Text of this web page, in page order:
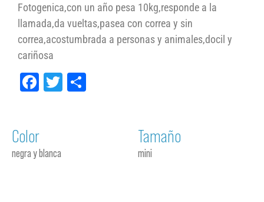
Fotogenica,con un año pesa 10kg,responde a la
llamada,da vueltas,pasea con correa y sin
correa,acostumbrada a personas y animales,docil y
cariñosa
Facebook
Twitter
Color
negra y blanca
Tamaño
mini